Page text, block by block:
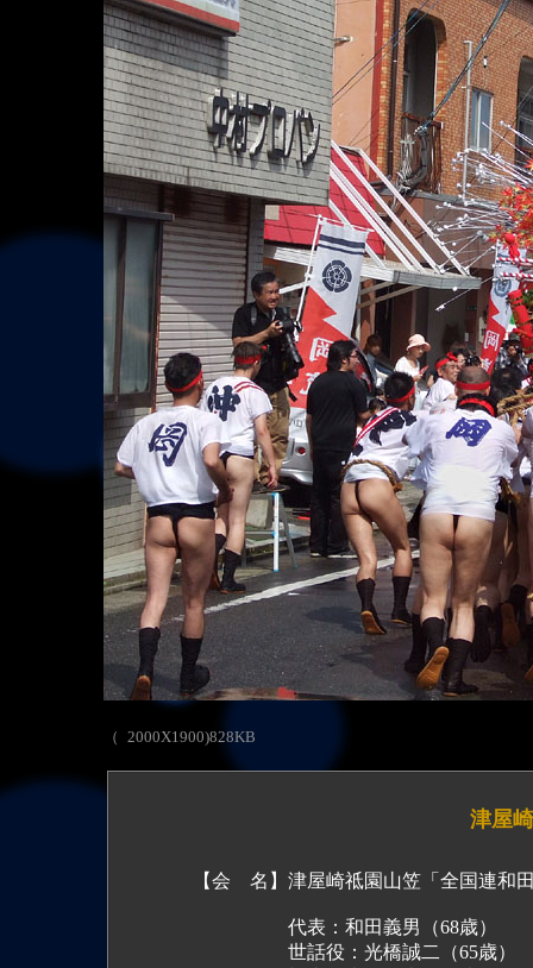
（2000X1900)828KB
津屋
【会 名】津屋崎祗園山笠「全国連和
代表：和田義男（68歳）
世話役：光橋誠二（65歳） 新